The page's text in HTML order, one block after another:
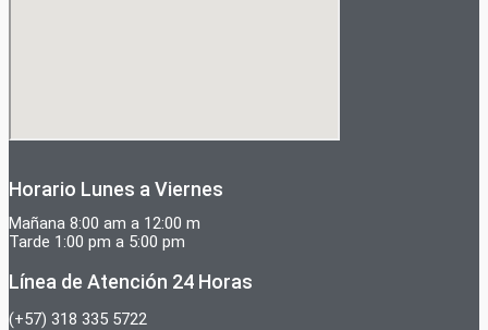
Horario Lunes a Viernes
Mañana 8:00 am a 12:00 m
Tarde 1:00 pm a 5:00 pm
Línea de Atención 24 Horas
(+57) 318 335 5722